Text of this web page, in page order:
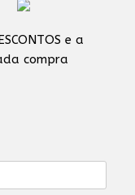
e a
compra